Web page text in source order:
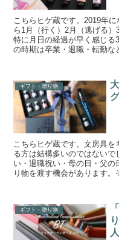
こちらヒゲ蔵です。2019年
ら1月（行く）2月（逃げる
特に月日の経過が早く感じる
の時期は卒業・退職・転勤な
ギフト・贈り物
こちらヒゲ蔵です。文房具
る方は結構多いのではない
い・退職祝い・母の日・父
り物を渡す機会があります。
ギフト・贈り物